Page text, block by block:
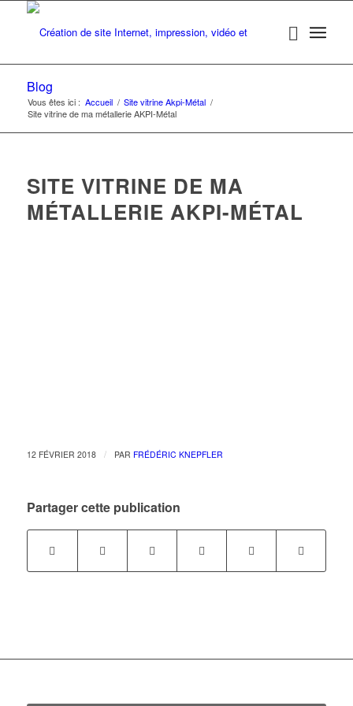
Blog
Vous êtes ici : Accueil / Site vitrine Akpi-Métal /
Site vitrine de ma métallerie AKPI-Métal
SITE VITRINE DE MA
MÉTALLERIE AKPI-MÉTAL
12 FÉVRIER 2018 / PAR FRÉDÉRIC KNEPFLER
Partager cette publication